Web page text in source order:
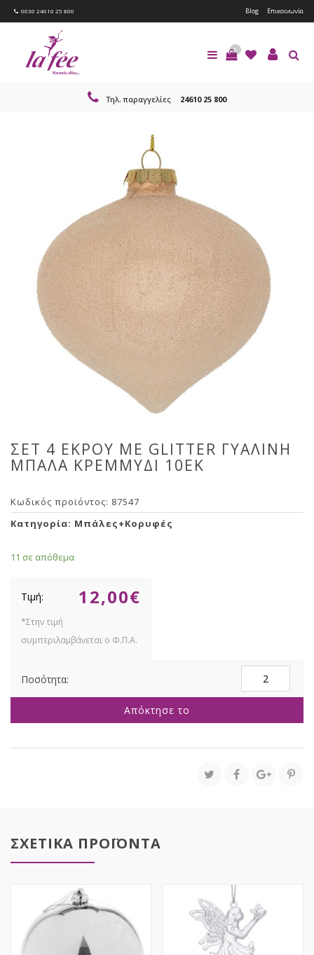
0030 24610 25 800 Blog Επικοινωνία
0
Τηλ. παραγγελίες 24610 25 800
ΣΕΤ 4 ΕΚΡΟΥ ΜΕ GLITTER ΓΥΑΛΙΝΗ
ΜΠΑΛΑ ΚΡΕΜΜΥΔΙ 10ΕΚ
Κωδικός προϊόντος: 87547
Κατηγορία: Μπάλες+Κορυφές
11 σε απόθεμα
12,00€
ΕΚΡΟΥ
GLITTER
ΚΡΕΜΜΥΔΙ
10ΕΚ
Απόκτησε το
ΣΧΕΤΙΚΑ ΠΡΟΪΟΝΤΑ